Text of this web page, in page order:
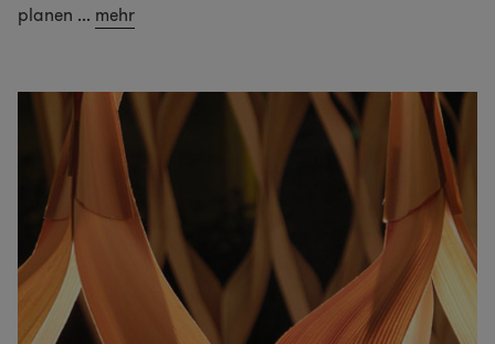
planen ... mehr